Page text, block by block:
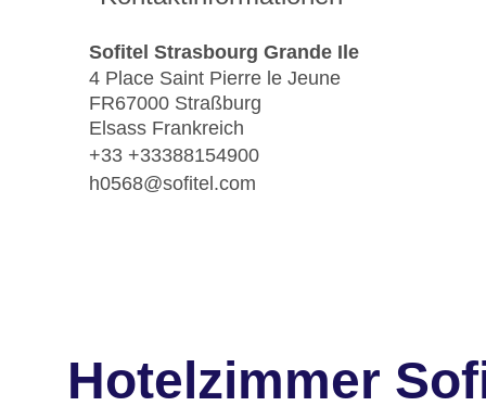
Sofitel Strasbourg Grande Ile
4 Place Saint Pierre le Jeune
FR67000 Straßburg
Elsass Frankreich
+33 +33388154900
h0568@sofitel.com
Hotelzimmer